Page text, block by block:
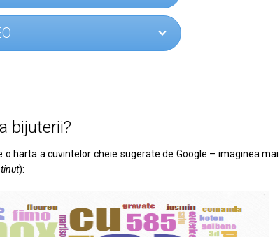
bijuterii?
harta a cuvintelor cheie sugerate de Google – imaginea mai
):